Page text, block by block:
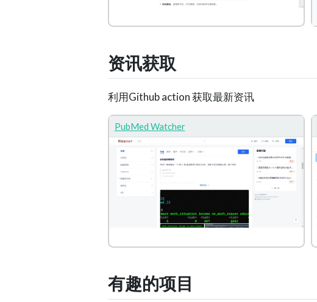
资讯获取
利用Github action 获取最新资讯
PubMed Watcher
有趣的项目